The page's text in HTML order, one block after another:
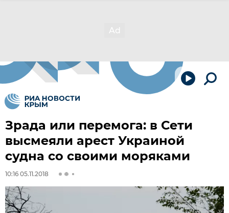
Зрада или перемога: в Сети
высмеяли арест Украиной
судна со своими моряками
10:16 05.11.2018